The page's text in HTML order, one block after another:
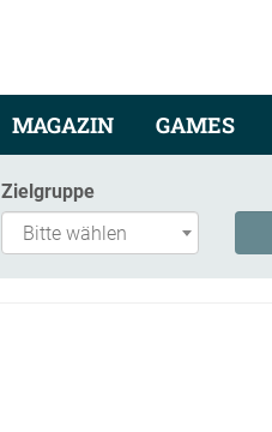
MAGAZIN GAMES
Zielgruppe